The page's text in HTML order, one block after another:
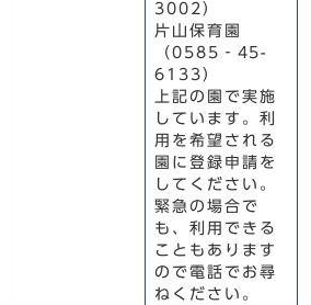
3002）
片山保育園
（0585‐45-
6133）
上記の園で実施
しています。利
用を希望される
園に登録申請を
してください。
緊急の場合で
も、利用できる
こともあります
ので電話でお尋
ねください。